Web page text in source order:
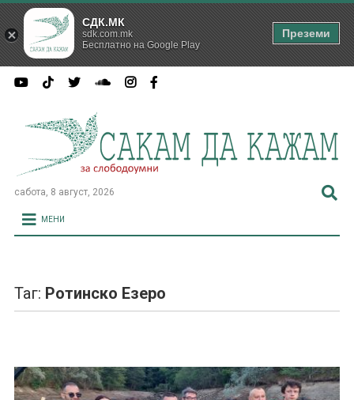
сабота, 8 август, 2026
МЕНИ
Таг: Ротинско Езеро
СДК.МК
sdk.com.mk
Бесплатно на Google Play
Преземи